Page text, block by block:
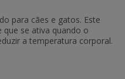
para cães e gatos. Este
se ativa quando o
a temperatura corporal.